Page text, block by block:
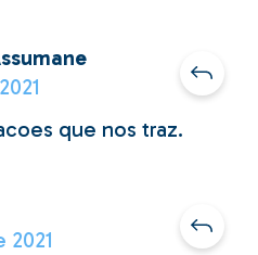
que nos traz.